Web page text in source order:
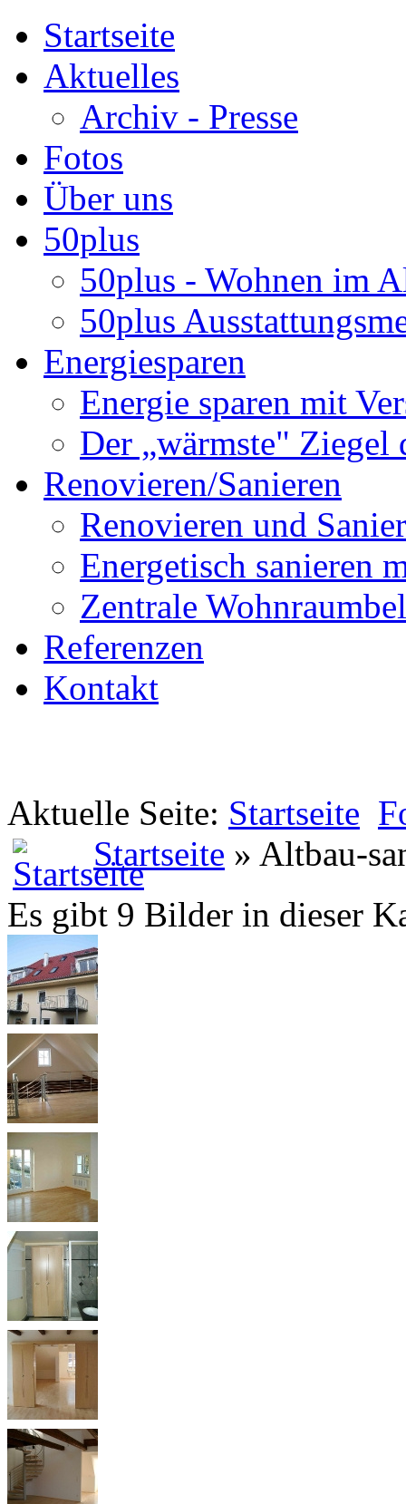
Startseite
Aktuelles
Archiv - Presse
Fotos
Über uns
50plus
50plus - Wohnen im
50plus
Energiesparen
Energie sparen mit
Der „wärmste" Ziegel
Renovieren/Sanieren
Renovieren und
Energetisch sanieren
Zentrale
Referenzen
Kontakt
Aktuelle Seite: Startseite
Startseite » Altbau-
Es gibt 9 Bilder in dieser